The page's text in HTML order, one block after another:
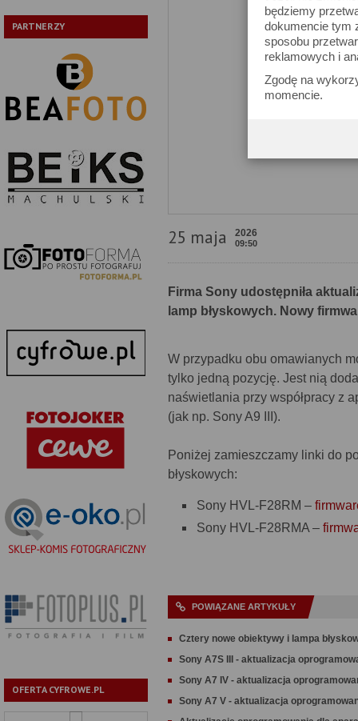
będziemy
dokumencie tym
sposobu
reklamowych i
Zgodę na
momencie.
PARTNERZY
OFERTA CYFROWE.PL
25 maja 2026
09:50
Firma Sony udostępniła
lamp błyskowych. Nowy
W przypadku obu omawianych
tylko jedną pozycję. Jest nią
naświetlania przy współpracy z
(jak np. Sony A9 III).
Poniżej zamieszczamy linki do
błyskowych:
Sony HVL-F28RM –
Sony HVL-F28RMA –
POWIĄZANE ARTYKUŁY
Cztery nowe obiektywy i lampa
Sony A7S III - aktualizacja
Sony A7 IV - aktualizacja
Sony A7 V - aktualizacja